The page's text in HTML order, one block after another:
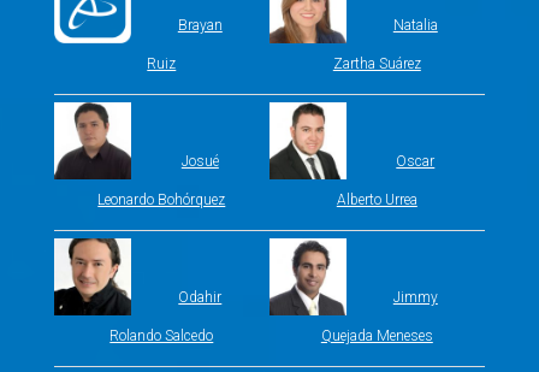
Brayan
Ruiz
Natalia
Zartha Suárez
Josué
Leonardo Bohórquez
Oscar
Alberto Urrea
Odahir
Rolando Salcedo
Jimmy
Quejada Meneses